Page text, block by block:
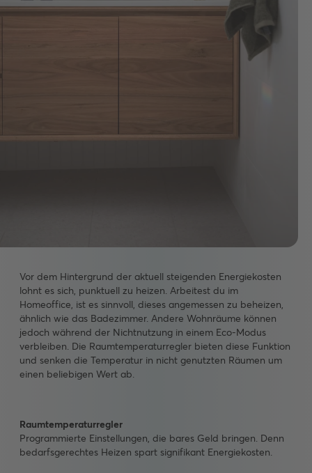
Vor dem Hintergrund der aktuell steigenden Energiekosten
lohnt es sich, punktuell zu heizen. Arbeitest du im
Homeoffice, ist es sinnvoll, dieses angemessen zu beheizen,
ähnlich wie das Badezimmer. Andere Wohnräume können
jedoch während der Nichtnutzung in einem Eco-Modus
verbleiben. Die Raumtemperaturregler bieten diese Funktion
und senken die Temperatur in nicht genutzten Räumen um
einen beliebigen Wert ab.
Raumtemperaturregler
Programmierte Einstellungen, die bares Geld bringen. Denn
bedarfsgerechtes Heizen spart signifikant Energiekosten.